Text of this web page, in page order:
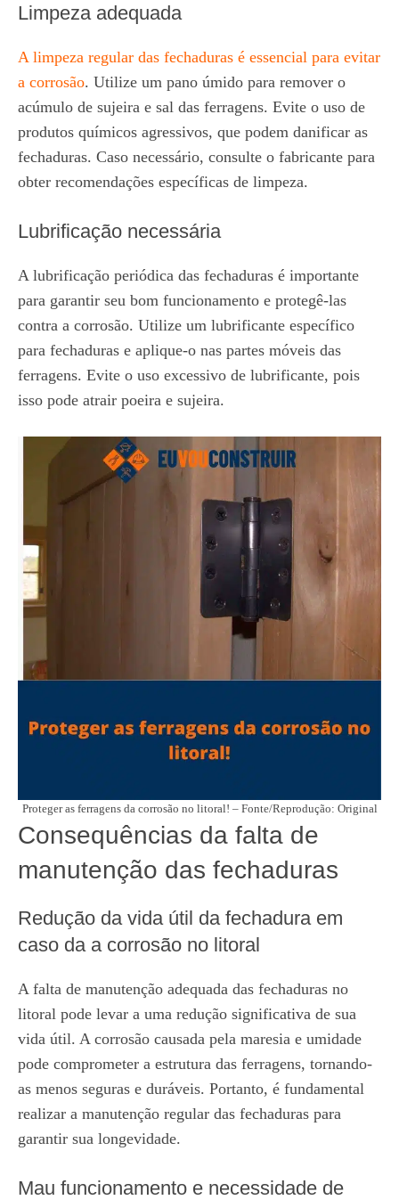
Limpeza adequada
A limpeza regular das fechaduras é essencial para evitar
a corrosão. Utilize um pano úmido para remover o
acúmulo de sujeira e sal das ferragens. Evite o uso de
produtos químicos agressivos, que podem danificar as
fechaduras. Caso necessário, consulte o fabricante para
obter recomendações específicas de limpeza.
Lubrificação necessária
A lubrificação periódica das fechaduras é importante
para garantir seu bom funcionamento e protegê-las
contra a corrosão. Utilize um lubrificante específico
para fechaduras e aplique-o nas partes móveis das
ferragens. Evite o uso excessivo de lubrificante, pois
isso pode atrair poeira e sujeira.
Proteger as ferragens da corrosão no litoral! – Fonte/Reprodução: Original
Consequências da falta de
manutenção das fechaduras
Redução da vida útil da fechadura em
caso da a corrosão no litoral
A falta de manutenção adequada das fechaduras no
litoral pode levar a uma redução significativa de sua
vida útil. A corrosão causada pela maresia e umidade
pode comprometer a estrutura das ferragens, tornando-
as menos seguras e duráveis. Portanto, é fundamental
realizar a manutenção regular das fechaduras para
garantir sua longevidade.
Mau funcionamento e necessidade de